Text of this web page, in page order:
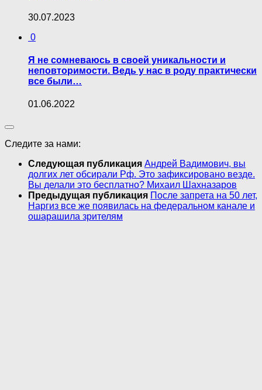
30.07.2023
0
Я не сомневаюсь в своей уникальности и
неповторимости. Ведь у нас в роду практически
все были…
01.06.2022
Следите за нами:
Следующая публикация Андрей Вадимович, вы
долгих лет обсирали Рф. Это зафиксировано везде.
Вы делали это бесплатно? Михаил Шахназаров
Предыдущая публикация После запрета на 50 лет,
Наргиз все же появилась на федеральном канале и
ошарашила зрителям